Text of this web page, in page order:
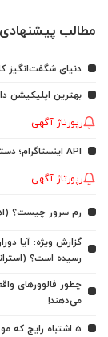
مطالب پیشنهادی
دنیای شگفت‌انگیز
بهترین اپلیکیشن
رپورتاژ آگهی
API اینستاگرام؛ دسترسی آسان، سریع و بدون محدودیت به اطلاعات اینستاگرام
رپورتاژ آگهی
رم سرور چیست؟
گزارش ویژه: آیا
رسیده است؟
چطور فالوورهای
می‌دهند!
5 اشتباه رایج که موقع خرید ساعت هوشمند طرح اپل واچ نباید انجام بدید!